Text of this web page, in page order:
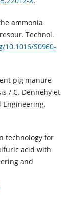
ammonia
Technol.
10.1016/S0960-
pig manure
/ C. Dennehy et
Engineering.
technology for
acid with
and